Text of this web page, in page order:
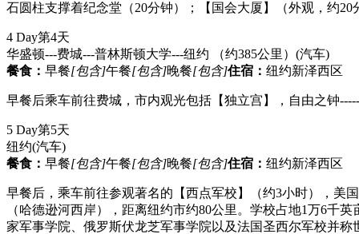
石圆柱支撑着纪念堂（20分钟）；【国会大厦】（外观，约
4 Day第4天
华盛顿---费城---普林斯顿大学---纽约 （约385公里） (汽车)
餐食： 早餐[包含]午餐[包含]晚餐[包含]住宿： 纽约新泽西区
早餐后乘车前往费城，市内观光包括【独立宫】，自由之钟
5 Day第5天
纽约(汽车)
餐食： 早餐[包含]午餐[包含]晚餐[包含]住宿： 纽约新泽西区
早餐后，乘车前往参观著名的【西点军校】（约3小时），美
（哈德逊河西岸），距离纽约市约80公里。学校占地1万6千
家军事学院、俄罗斯伏龙芝军事学院以及法国圣西尔军校并